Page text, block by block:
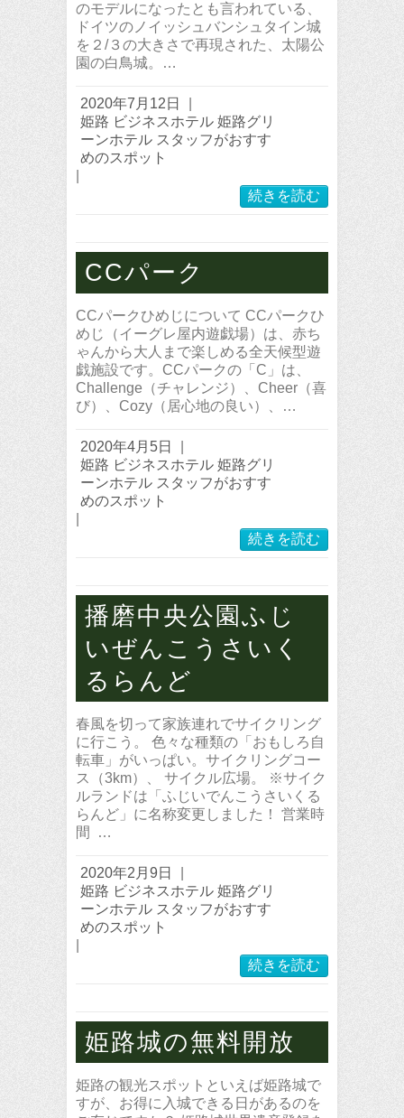
のモデルになったとも言われている、
ドイツのノイッシュバンシュタイン城
を２/３の大きさで再現された、太陽公
園の白鳥城。…
2020年7月12日
姫路 ビジネスホテル 姫路グリ
ーンホテル スタッフがおすす
めのスポット
続きを読む
CCパーク
CCパークひめじについて CCパークひ
めじ（イーグレ屋内遊戯場）は、赤ち
ゃんから大人まで楽しめる全天候型遊
戯施設です。CCパークの「C」は、
Challenge（チャレンジ）、Cheer（喜
び）、Cozy（居心地の良い）、…
2020年4月5日
姫路 ビジネスホテル 姫路グリ
ーンホテル スタッフがおすす
めのスポット
続きを読む
播磨中央公園ふじ
いぜんこうさいく
るらんど
春風を切って家族連れでサイクリング
に行こう。 色々な種類の「おもしろ自
転車」がいっぱい。サイクリングコー
ス（3km）、 サイクル広場。 ※サイク
ルランドは「ふじいでんこうさいくる
らんど」に名称変更しました！ 営業時
間 …
2020年2月9日
姫路 ビジネスホテル 姫路グリ
ーンホテル スタッフがおすす
めのスポット
続きを読む
姫路城の無料開放
姫路の観光スポットといえば姫路城で
すが、お得に入城できる日があるのを